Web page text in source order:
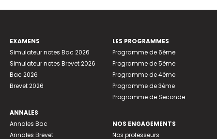
EXAMENS
Simulateur notes Bac 2026
Simulateur notes Brevet 2026
Bac 2026
Brevet 2026
ANNALES
Annales Bac
Annales Brevet
LES PROGRAMMES
Programme de 6ème
Programme de 5ème
Programme de 4ème
Programme de 3ème
Programme de Seconde
NOS ENGAGEMENTS
Nos professeurs